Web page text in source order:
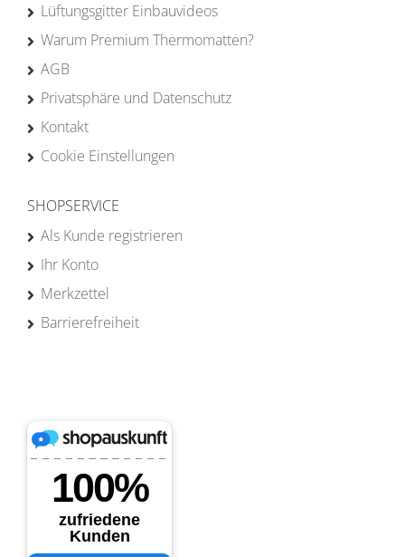
Lüftungsgitter Einbauvideos
Warum Premium Thermomatten?
AGB
Privatsphäre und Datenschutz
Kontakt
Cookie Einstellungen
SHOPSERVICE
Als Kunde registrieren
Ihr Konto
Merkzettel
Barrierefreiheit